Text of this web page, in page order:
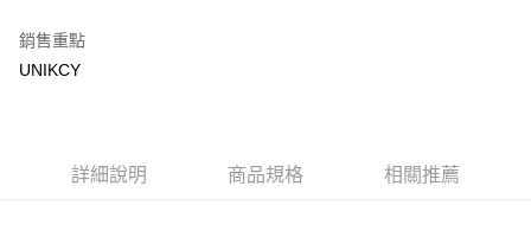
銷售重點
UNIKCY
詳細說明 商品規格 相關推薦